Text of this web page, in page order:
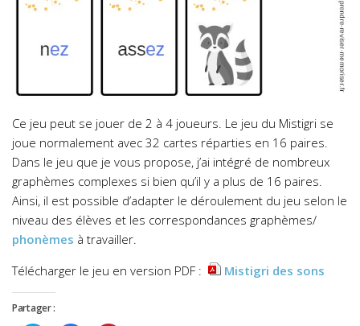
Ce jeu peut se jouer de 2 à 4 joueurs. Le jeu du Mistigri se
joue normalement avec 32 cartes réparties en 16 paires.
Dans le jeu que je vous propose, j’ai intégré de nombreux
graphèmes complexes si bien qu’il y a plus de 16 paires.
Ainsi, il est possible d’adapter le déroulement du jeu selon le
niveau des élèves et les correspondances graphèmes/
phonèmes à travailler.
Télécharger le jeu en version PDF :
Mistigri des sons
Partager :